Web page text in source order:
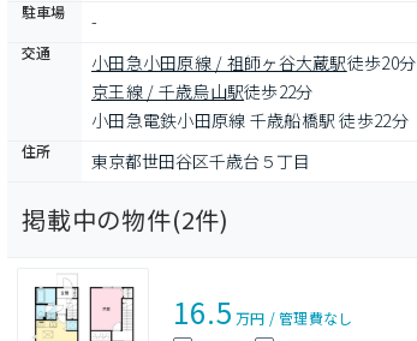
駐車場 -
交通 小田急小田原線 / 祖師ヶ谷大蔵駅徒歩20分
京王線 / 千歳烏山駅徒歩22分
小田急電鉄小田原線 千歳船橋駅 徒歩22分
住所 東京都世田谷区千歳台５丁目
掲載中の物件(2件)
16.5 万円 /管理費なし